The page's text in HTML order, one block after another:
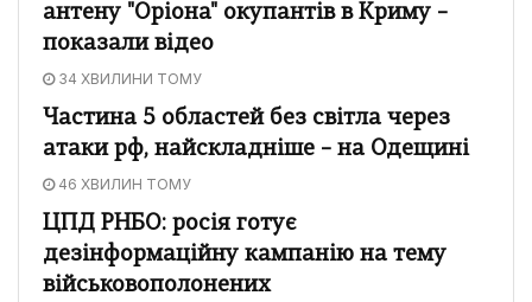
антену "Оріона" окупантів в Криму –
показали відео
34 ХВИЛИНИ ТОМУ
Частина 5 областей без світла через
атаки рф, найскладніше – на Одещині
46 ХВИЛИН ТОМУ
ЦПД РНБО: росія готує
дезінформаційну кампанію на тему
військовополонених